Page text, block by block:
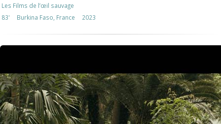
Les Films de l’œil sauvage
83'
Burkina Faso, France 2023